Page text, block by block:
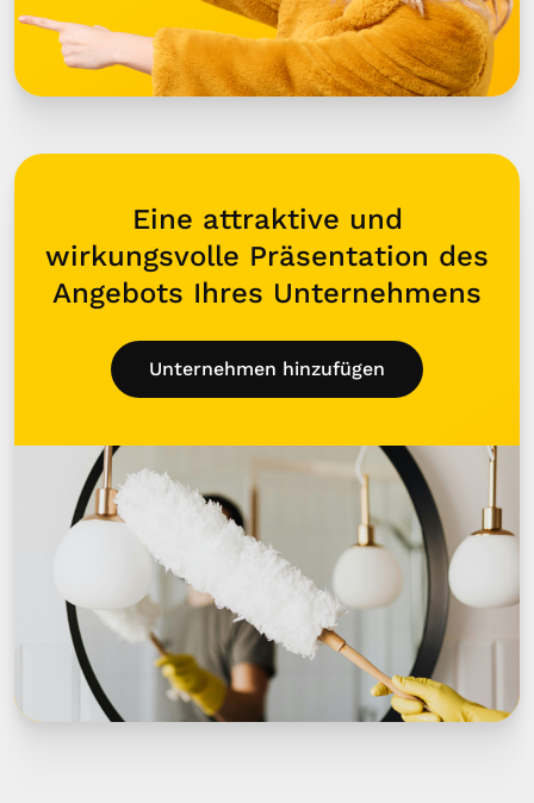
Eine attraktive und
wirkungsvolle Präsentation des
Angebots Ihres Unternehmens
Unternehmen hinzufügen